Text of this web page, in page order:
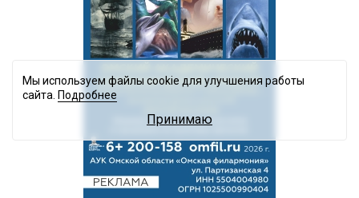
Мы используем файлы cookie для улучшения работы
сайта. Подробнее
Принимаю